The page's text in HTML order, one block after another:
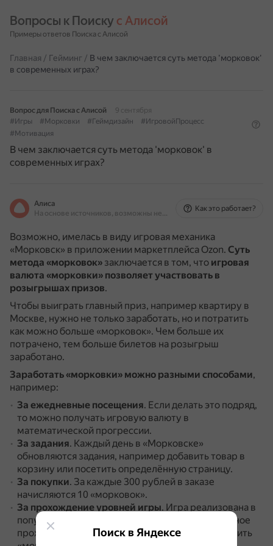
Вопросы к Поиску с Алисой
Примеры ответов Поиска с Алисой
Главная / Гейминг / В чем заключается суть метода 'морковок'
в современных играх?
Вопрос для Поиска с Алисой
9 сентября
#Игры
#Морковки #Геймдизайн
#ИгровойПроцесс
#Мотивация
В чем заключается суть метода 'морковок' в
современных играх?
Алиса
На основе источников, возможны неточности
Как это работает?
Возможно, имелась в виду игровая механика
«Морковск» в приложении маркетплейса Ozon. Суть
метода «морковок» заключается в том, что игровая
валюта «морковки» позволяет участвовать в
розыгрышах призов.
Чтобы выиграть главный приз, например квартиру в
Москве, нужно не только заработать, но и потратить
как можно больше «морковок». Чем больше их
потрачено, тем больше билетов на розыгрыш
заработано.
Заработать «морковки» можно разными способами,
например:
За ежедневные посещения. Если делать это подряд,
то можно получать игровую валюту в
математической прогрессии.
За задания. Каждый день в «Морковске»
обновляются задания, например добавить товар в
корзину или посетить определённую страницу.
За покупки. За каждые 300 рублей в заказе
начисляются 10 «морковок».
За прохождение уровней игры. Игра реализована в
популярном жанре «Игры в слова».
За ежедневное
прохождение нескольких уровней можно получить
Поиск в Яндексе